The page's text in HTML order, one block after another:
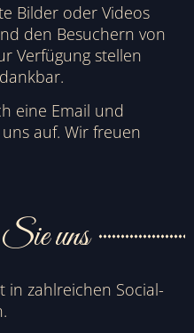
Bilder oder Videos
den Besuchern von
Verfügung stellen
eine Email und
auf. Wir freuen
uns
in zahlreichen Social-